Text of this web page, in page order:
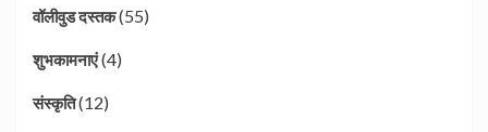
वॉलीवुड दस्तक(55)
शुभकामनाएं(4)
संस्कृति(12)